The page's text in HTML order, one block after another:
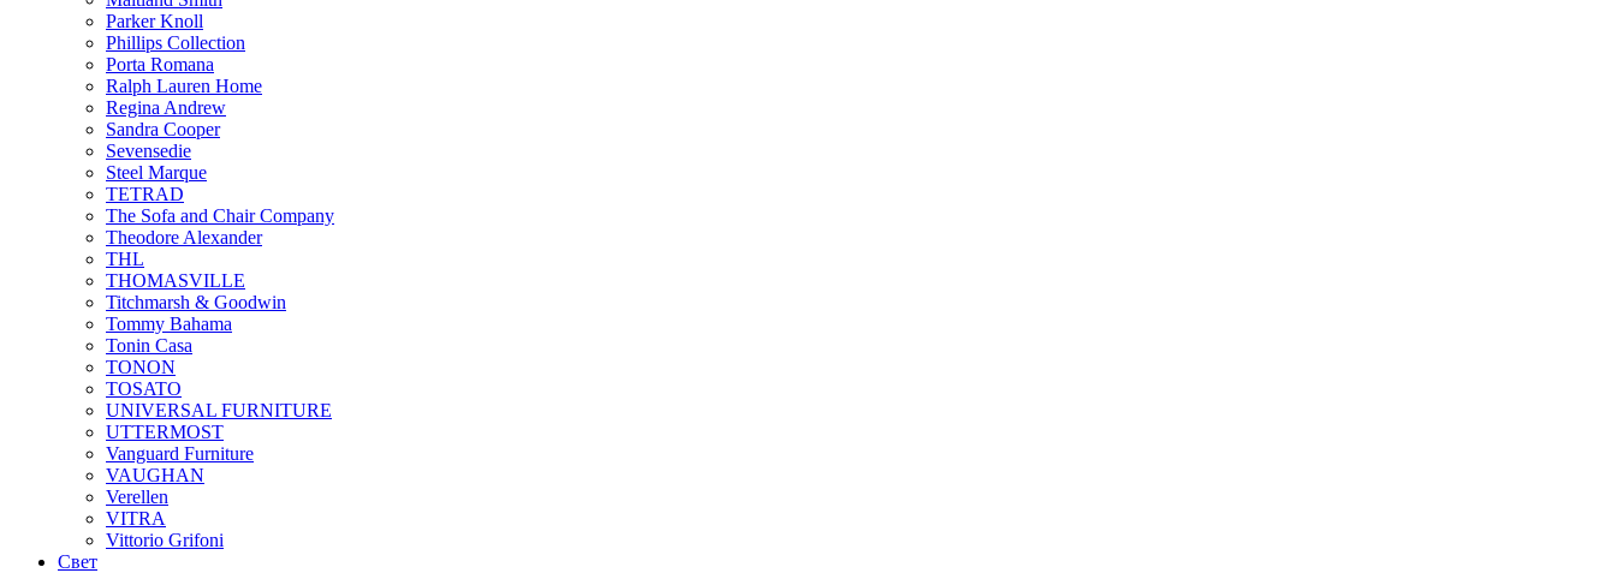
Parker Knoll
Phillips Collection
Porta Romana
Ralph Lauren Home
Regina Andrew
Sandra Cooper
Sevensedie
Steel Marque
TETRAD
The Sofa and Chair Company
Theodore Alexander
THL
THOMASVILLE
Titchmarsh & Goodwin
Tommy Bahama
Tonin Casa
TONON
TOSATO
UNIVERSAL FURNITURE
UTTERMOST
Vanguard Furniture
VAUGHAN
Verellen
VITRA
Vittorio Grifoni
Свет